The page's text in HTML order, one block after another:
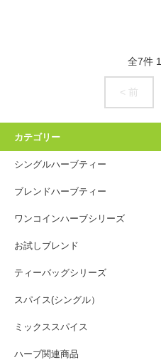
全7件 1
< 前
カテゴリー
シングルハーブティー
ブレンドハーブティー
ワンコインハーブシリーズ
お試しブレンド
ティーバッグシリーズ
スパイス(シングル）
ミックススパイス
ハーブ関連商品